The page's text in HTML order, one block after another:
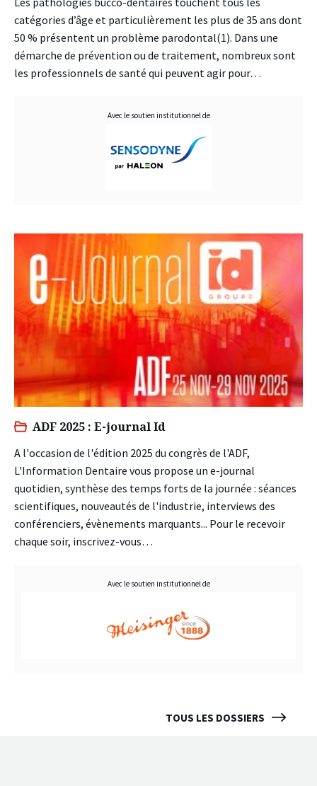
TOUS LES DOSSIERS
catégories d’âge et particulièrement les plus de 35 ans dont
50 % présentent un problème parodontal(1). Dans une
démarche de prévention ou de traitement, nombreux sont
les professionnels de santé qui peuvent agir pour…
Avec le soutien institutionnel de
ADF 2025 : E-journal Id
A l'occasion de l'édition 2025 du congrès de l'ADF,
L'Information Dentaire vous propose un e-journal
quotidien, synthèse des temps forts de la journée : séances
scientifiques, nouveautés de l'industrie, interviews des
conférenciers, évènements marquants... Pour le recevoir
chaque soir, inscrivez-vous…
Avec le soutien institutionnel de